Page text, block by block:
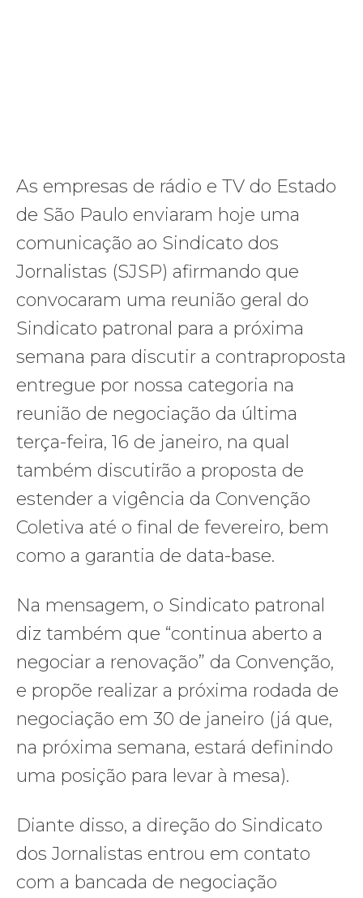
As empresas de rádio e TV do Estado
de São Paulo enviaram hoje uma
comunicação ao Sindicato dos
Jornalistas (SJSP) afirmando que
convocaram uma reunião geral do
Sindicato patronal para a próxima
semana para discutir a contraproposta
entregue por nossa categoria na
reunião de negociação da última
terça-feira, 16 de janeiro, na qual
também discutirão a proposta de
estender a vigência da Convenção
Coletiva até o final de fevereiro, bem
como a garantia de data-base.
Na mensagem, o Sindicato patronal
diz também que “continua aberto a
negociar a renovação” da Convenção,
e propõe realizar a próxima rodada de
negociação em 30 de janeiro (já que,
na próxima semana, estará definindo
uma posição para levar à mesa).
Diante disso, a direção do Sindicato
dos Jornalistas entrou em contato
com a bancada de negociação